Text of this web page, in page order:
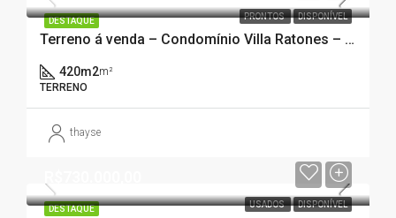
DESTAQUE PRONTOS DISPONÍVEL
Terreno á venda – Condomínio Villa Ratones – Florianópolis/SC
420m2m²
TERRENO
thayse
DESTAQUE USADOS DISPONÍVEL